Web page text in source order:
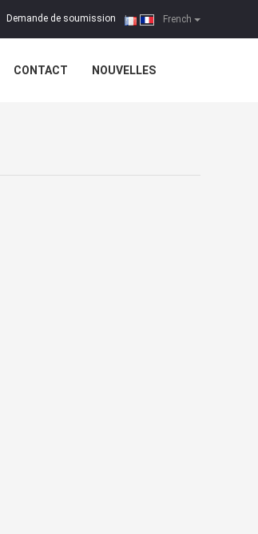
French
Demande de soumission |
CONTACT NOUVELLES